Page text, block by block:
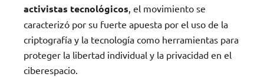
activistas tecnológicos, el movimiento se
caracterizó por su fuerte apuesta por el uso de la
criptografía y la tecnología como herramientas para
proteger la libertad individual y la privacidad en el
ciberespacio.